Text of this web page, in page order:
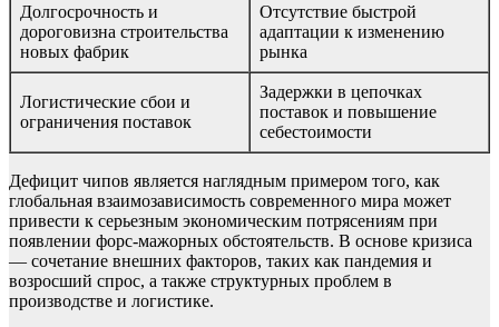
Долгосрочность и
дороговизна строительства
новых фабрик
Отсутствие быстрой
адаптации к изменению
рынка
Логистические сбои и
ограничения поставок
Задержки в цепочках
поставок и повышение
себестоимости
Дефицит чипов является наглядным примером того, как
глобальная взаимозависимость современного мира может
привести к серьезным экономическим потрясениям при
появлении форс-мажорных обстоятельств. В основе кризиса
— сочетание внешних факторов, таких как пандемия и
возросший спрос, а также структурных проблем в
производстве и логистике.